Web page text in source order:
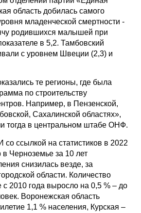
область добилась самого
младенческой смертности -
родившихся малышей при
в 5,2. Тамбовский
с уровнем Швеции (2,3) и
те регионы, где была
по строительству
Например, в Пензенской,
Сахалинской областях»,
тогда в центральном штабе ОНФ.
ссылкой на статистиков в 2022
в Черноземье за 10 лет
снизилась везде, за
области. Количество
с 2010 года выросло на 0,5 % – до
Воронежская область
1,1 % населения, Курская –